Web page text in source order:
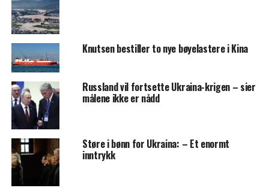
Knutsen bestiller to nye bøyelastere i Kina
Russland vil fortsette Ukraina-krigen – sier
målene ikke er nådd
Støre i bønn for Ukraina: – Et enormt
inntrykk